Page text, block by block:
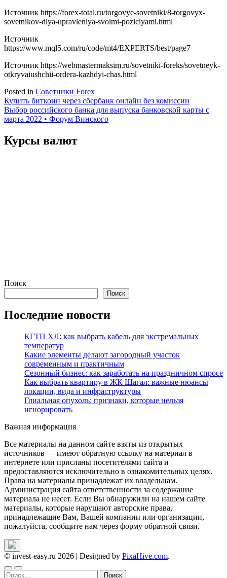
Источник https://forex-total.ru/torgovye-sovetniki/8-torgovyx-
sovetnikov-dlya-upravleniya-svoimi-poziciyami.html
Источник
https://www.mql5.com/ru/code/mt4/EXPERTS/best/page7
Источник https://webmastermaksim.ru/sovetniki-foreks/sovetneyk-
otkryvaiushchii-ordera-kazhdyi-chas.html
Posted in Советники Forex
Навигация
по
Купить биткоин через сбербанк онлайн без комиссии
Выбор российского банка для выпуска банковской карты с
марта 2022 • Форум Винского
Курсы валют
Поиск
Поиск
Последние новости
КГТП ХЛ: как выбрать кабель для экстремальных
температур
Какие элементы делают загородный участок
современным и практичным
Сезонный бизнес: как заработать на праздничном спросе
Как выбрать квартиру в ЖК Шагал: важные нюансы
локации, вида и инфраструктуры
Глиальная опухоль: признаки, которые нельзя
игнорировать
Важная информация
Все материалы на данном сайте взяты из открытых
источников — имеют обратную ссылку на материал в
интернете или присланы посетителями сайта и
предоставляются исключительно в ознакомительных целях.
Права на материалы принадлежат их владельцам.
Администрация сайта ответственности за содержание
материала не несет. Если Вы обнаружили на нашем сайте
материалы, которые нарушают авторские права,
принадлежащие Вам, Вашей компании или организации,
пожалуйста, сообщите нам через форму обратной связи.
© invest-easy.ru 2026 | Designed by PixaHive.com.
Найти: